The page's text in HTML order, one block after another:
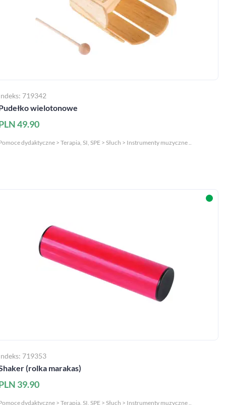
719342
wielotonowe
49.90
dydaktyczne > Terapia, SI, SPE > Słuch > Instrumenty muzyczne ..
719353
(rolka marakas)
39.90
dydaktyczne > Terapia, SI, SPE > Słuch > Instrumenty muzyczne ..